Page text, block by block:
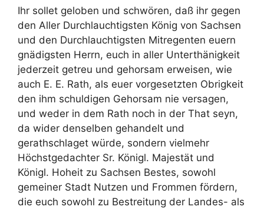
Ihr sollet geloben und schwören, daß ihr gegen
den Aller Durchlauchtigsten König von Sachsen
und den Durchlauchtigsten Mitregenten euern
gnädigsten Herrn, euch in aller Unterthänigkeit
jederzeit getreu und gehorsam erweisen, wie
auch E. E. Rath, als euer vorgesetzten Obrigkeit
den ihm schuldigen Gehorsam nie versagen,
und weder in dem Rath noch in der That seyn,
da wider denselben gehandelt und
gerathschlaget würde, sondern vielmehr
Höchstgedachter Sr. Königl. Majestät und
Königl. Hoheit zu Sachsen Bestes, sowohl
gemeiner Stadt Nutzen und Frommen fördern,
die euch sowohl zu Bestreitung der Landes- als